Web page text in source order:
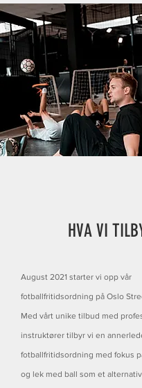
HVA VI
August 2021 starter vi opp vår
fotballfritidsordning på Oslo
Med vårt unike tilbud med
instruktører tilbyr vi en
fotballfritidsordning med fokus
og lek med ball som et